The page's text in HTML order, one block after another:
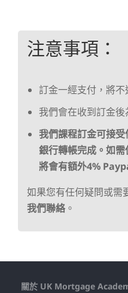
注意事項：
訂金一經支付，將不
我們會在收到訂金後
我們課程訂金可接
銀行轉帳完成。如需
將會有額外4%
如果您有任何疑問或需
我們聯絡 。
關於 UK Mortgage